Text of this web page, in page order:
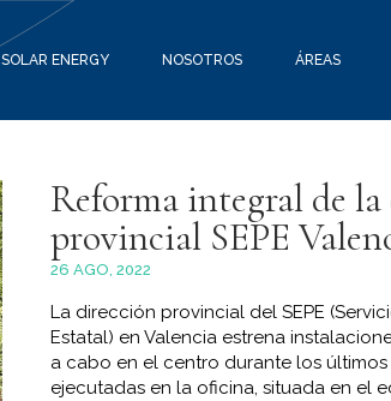
SOLAR ENERGY NOSOTROS ÁREAS
Reforma integral de
provincial SEPE
26 AGO, 2022
La dirección provincial del SEPE
Estatal) en Valencia estrena
a cabo en el centro durante los últimos
ejecutadas en la oficina, situada en el